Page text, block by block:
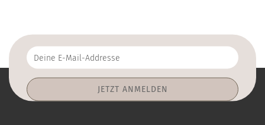
Deine
E-
Addresse